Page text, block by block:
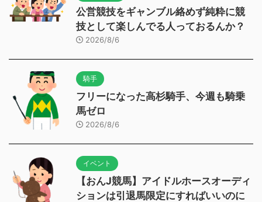
公営競技をギャンブル絡めず純粋に競
技として楽しんでる人っておるんか？
2026/8/6
騎手
フリーになった高杉騎手、今週も騎乗
馬ゼロ
2026/8/6
イベント
【おんJ競馬】アイドルホースオーディ
ションは引退馬限定にすればいいのに